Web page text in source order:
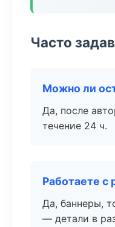
Часто
Можно ли
Да, после
течение 24 ч.
Работаете с
Да, баннеры,
— детали в